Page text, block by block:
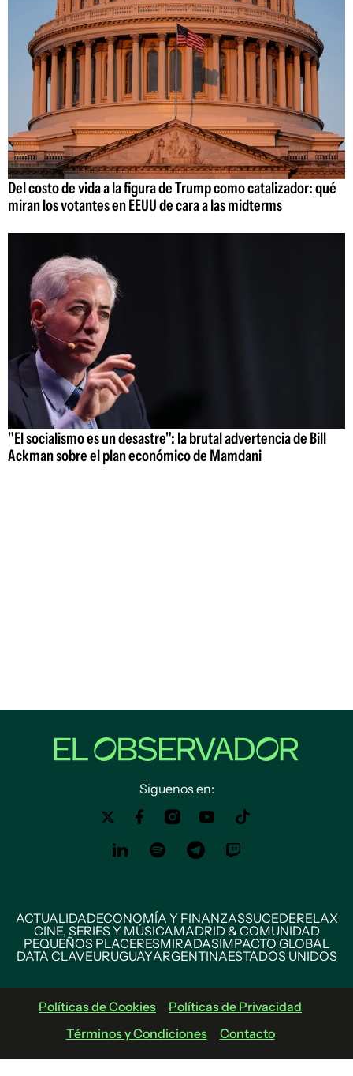
Del costo de vida a la figura de Trump como catalizador: qué
miran los votantes en EEUU de cara a las midterms
"El socialismo es un desastre": la brutal advertencia de Bill
Ackman sobre el plan económico de Mamdani
Siguenos en:
ACTUALIDADECONOMÍA Y FINANZASSUCEDERELAX
CINE, SERIES Y MÚSICAMADRID & COMUNIDAD
PEQUEÑOS PLACERESMIRADASIMPACTO GLOBAL
DATA CLAVEURUGUAYARGENTINAESTADOS UNIDOS
Políticas de Cookies
Políticas de Privacidad
Términos y Condiciones
Contacto